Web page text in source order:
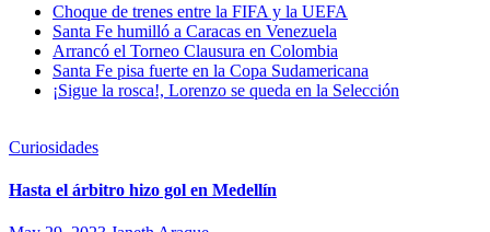
Choque de trenes entre la FIFA y la UEFA
Santa Fe humilló a Caracas en Venezuela
Arrancó el Torneo Clausura en Colombia
Santa Fe pisa fuerte en la Copa Sudamericana
¡Sigue la rosca!, Lorenzo se queda en la Selección
Curiosidades
Hasta el árbitro hizo gol en Medellín